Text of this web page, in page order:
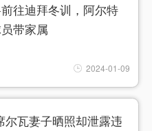
往迪拜冬训，阿尔特
带家属
2024-01-09
尔瓦妻子晒照却泄露违